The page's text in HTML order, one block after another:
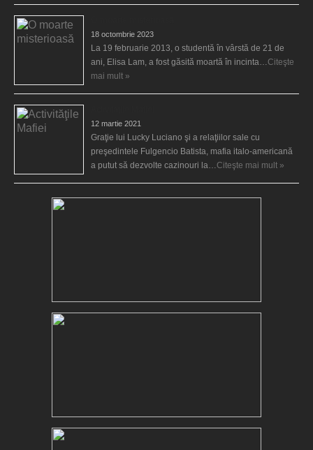
18 octombrie 2023
La 19 februarie 2013, o studentă în vârstă de 21 de
ani, Elisa Lam, a fost găsită moartă în incinta… Citeşte
mai mult »
12 martie 2021
Graţie lui Lucky Luciano şi a relaţiilor sale cu
preşedintele Fulgencio Batista, mafia italo-americană
a putut să dezvolte cazinouri la… Citeşte mai mult »